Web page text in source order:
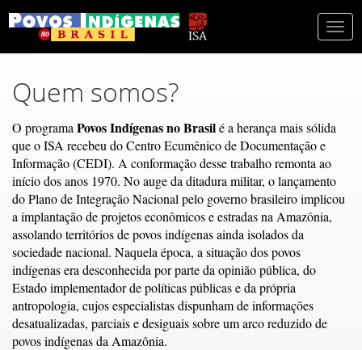
Quem somos?
O programa Povos Indígenas no Brasilé a herança mais sólida
que o ISA recebeu do Centro Ecumênico de Documentação e
Informação (CEDI). A conformação desse trabalho remonta ao
início dos anos 1970. No auge da ditadura militar, o lançamento
do Plano de Integração Nacional pelo governo brasileiro implicou
a implantação de projetos econômicos e estradas na Amazônia,
assolando territórios de povos indígenas ainda isolados da
sociedade nacional. Naquela época, a situação dos povos
indígenas era desconhecida por parte da opinião pública, do
Estado implementador de políticas públicas e da própria
antropologia, cujos especialistas dispunham de informações
desatualizadas, parciais e desiguais sobre um arco reduzido de
povos indígenas da Amazônia.